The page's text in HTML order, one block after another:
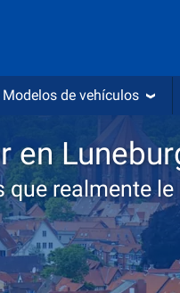
Modelos de vehículos
en
realmente le